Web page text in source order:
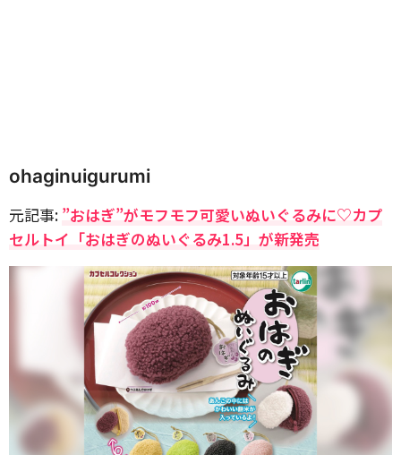
ohaginuigurumi
元記事: ”おはぎ”がモフモフ可愛いぬいぐるみに♡カプ
セルトイ「おはぎのぬいぐるみ1.5」が新発売